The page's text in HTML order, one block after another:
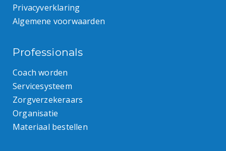
Privacyverklaring
Algemene voorwaarden
Professionals
Coach worden
Servicesysteem
Zorgverzekeraars
Organisatie
Materiaal bestellen